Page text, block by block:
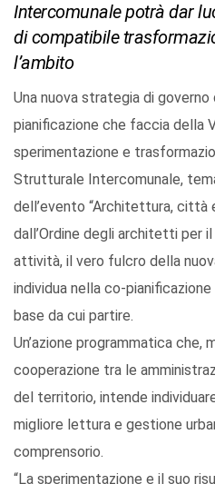
Intercomunale potrà dar
di compatibile
l’ambito
Una nuova strategia di
pianificazione che faccia della
sperimentazione e
Strutturale Intercomunale,
dell’evento “Architettura, città
dall’Ordine degli architetti per
attività, il vero fulcro della
individua nella co-
base da cui partire.
Un’azione programmatica che,
cooperazione tra le
del territorio, intende
migliore lettura e gestione
comprensorio.
“La sperimentazione e il suo